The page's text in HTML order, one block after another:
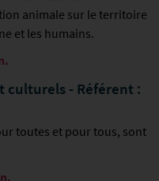
animale sur le territoire
et les humains.
culturels - Référent :
toutes et pour tous, sont